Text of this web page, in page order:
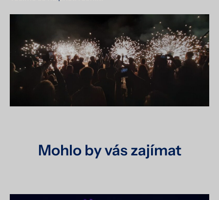
Mohlo by vás zajímat